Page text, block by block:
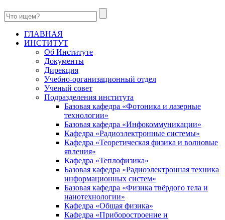
ГЛАВНАЯ
ИНСТИТУТ
Об Институте
Документы
Дирекция
Учебно-организационный отдел
Ученый совет
Подразделения института
Базовая кафедра «Фотоника и лазерные
технологии»
Базовая кафедра «Инфокоммуникации»
Кафедра «Радиоэлектронные системы»
Кафедра «Теоретическая физика и волновые
явления»
Кафедра «Теплофизика»
Базовая кафедра «Радиоэлектронная техника
информационных систем»
Базовая кафедра «Физика твёрдого тела и
нанотехнологии»
Кафедра «Общая физика»
Кафедра «Приборостроение и